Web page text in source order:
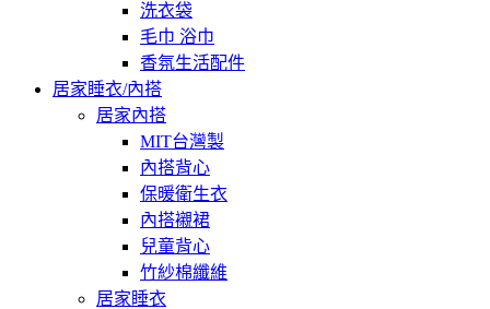
洗衣袋
毛巾 浴巾
香氛生活配件
居家睡衣/內搭
居家內搭
MIT台灣製
內搭背心
保暖衛生衣
內搭襯裙
兒童背心
竹紗棉纖維
居家睡衣